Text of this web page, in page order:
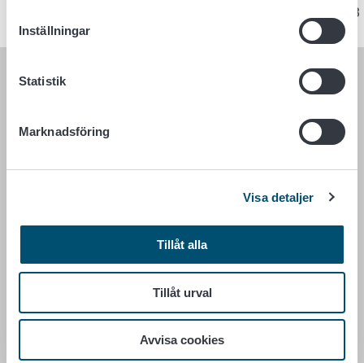
Inställningar
Statistik
Marknadsföring
Visa detaljer
Tillåt alla
Tillåt urval
Avvisa cookies
Sidan har senast uppdaterats 1.11.2023
PB 100
Dataskydd
Tillgänglighetsutlåtande
Information om webbplatsen
Cookie inställningar